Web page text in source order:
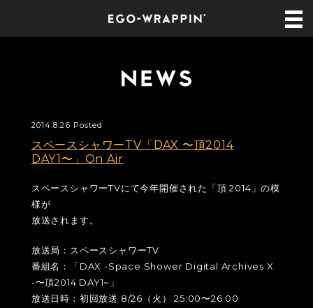
2014.8.26 Posted
スペースシャワーTV「DAX 〜頂2014
DAY1〜」On Air
スペースシャワーTVにて今年開催された「頂 2014」の模
様が
放送されます。
放送局：スペースシャワーTV
番組名：「DAX -Space Shower Digital Archives X
-〜頂2014 DAY1~」
放送日時：初回放送 8/26（火） 25:00〜26:00